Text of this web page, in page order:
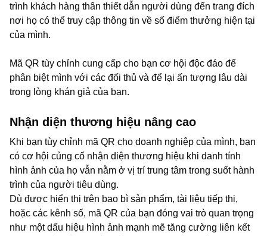
trình khách hàng thân thiết dẫn người dùng đến trang đích
nơi họ có thể truy cập thông tin về số điểm thưởng hiện tại
của mình.
Mã QR tùy chỉnh cung cấp cho bạn cơ hội độc đáo để
phân biệt mình với các đối thủ và để lại ấn tượng lâu dài
trong lòng khán giả của bạn.
Nhận diện thương hiệu nâng cao
Khi bạn tùy chỉnh mã QR cho doanh nghiệp của mình, bạn
có cơ hội củng cố nhận diện thương hiệu khi danh tính
hình ảnh của họ vẫn nằm ở vị trí trung tâm trong suốt hành
trình của người tiêu dùng.
Dù được hiển thị trên bao bì sản phẩm, tài liệu tiếp thị,
hoặc các kênh số, mã QR của bạn đóng vai trò quan trọng
như một dấu hiệu hình ảnh mạnh mẽ tăng cường liên kết